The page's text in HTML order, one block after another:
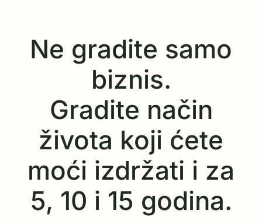
Ne gradite samo
biznis.
Gradite način
života koji ćete
moći izdržati i za
5, 10 i 15 godina.